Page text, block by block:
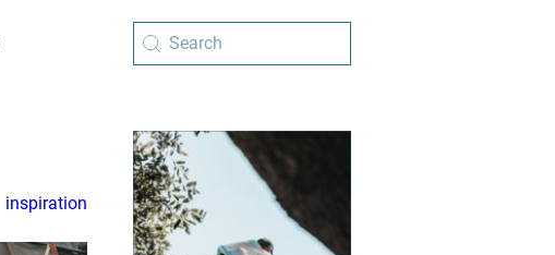
inspiration